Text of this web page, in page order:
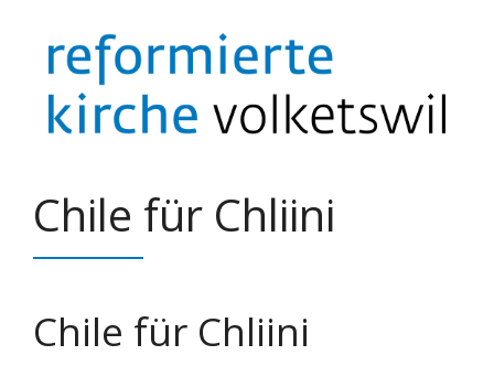
Chile für Chliini
Chile für Chliini